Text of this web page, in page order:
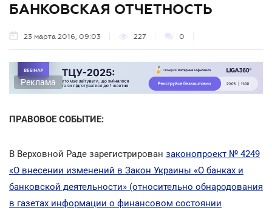
БАНКОВСКАЯ ОТЧЕТНОСТЬ
23 марта 2016, 09:03 227 0
Реклама
ПРАВОВОЕ СОБЫТИЕ:
В Верховной Раде зарегистрирован законопроект № 4249
«О внесении изменений в Закон Украины «О банках и
банковской деятельности» (относительно обнародования
в газетах информации о финансовом состоянии